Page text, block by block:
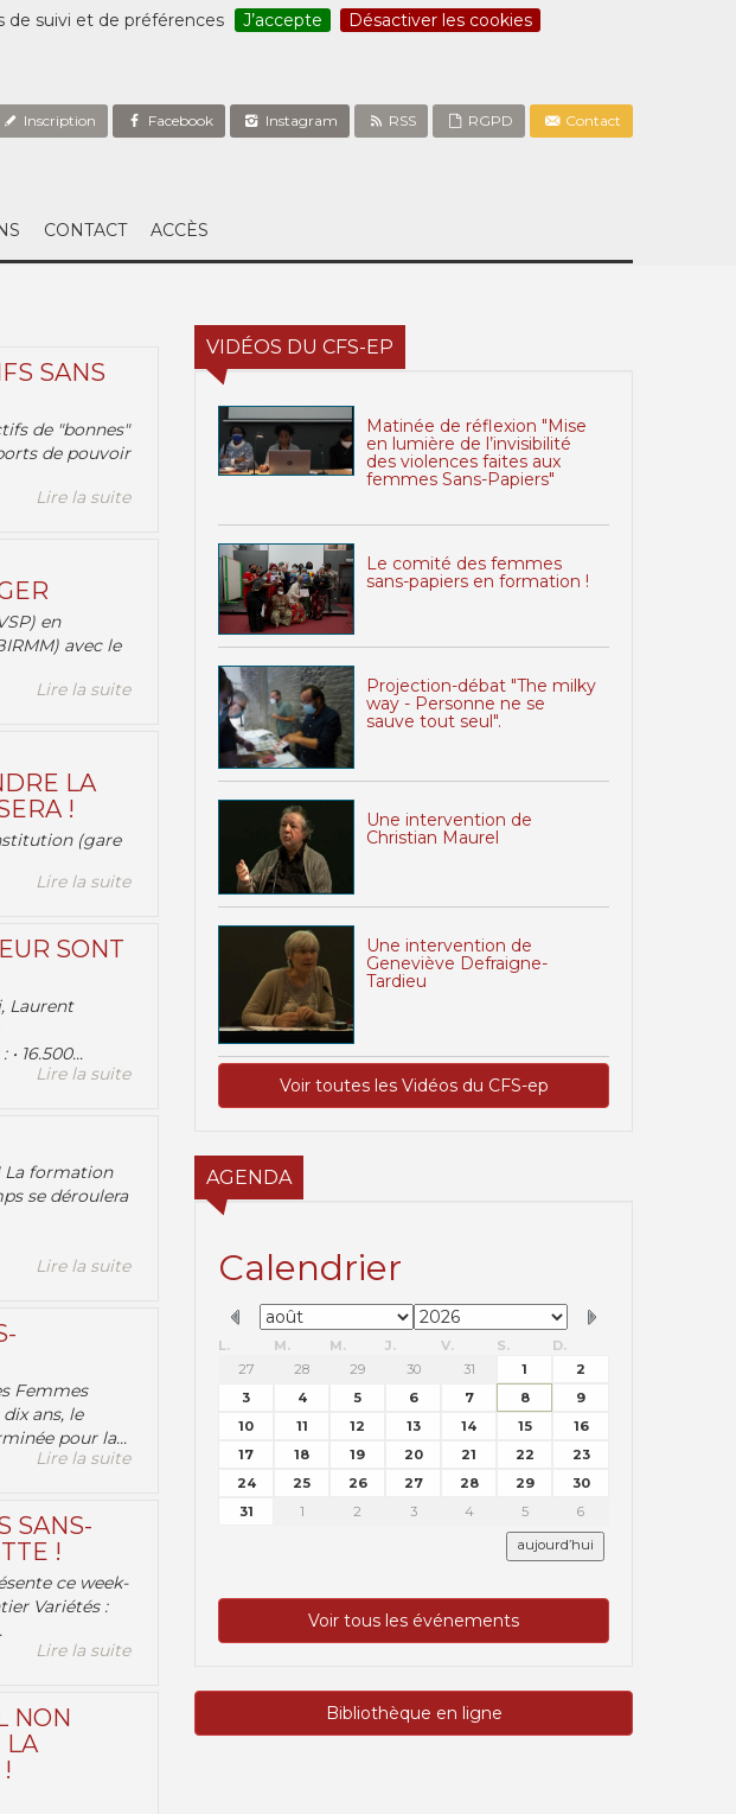
de suivi et de préférences J’accepte Désactiver les cookies
Inscription Facebook Instagram RSS RGPD Contact
CONTACT ACCÈS
SANS
de "bonnes"
de pouvoir
Lire la suite
en
avec le
Lire la suite
LA
!
(gare
Lire la suite
SONT
Laurent
16.500...
Lire la suite
La formation
se déroulera
Lire la suite
Femmes
ans, le
pour la...
Lire la suite
SANS-
!
ce week-
Variétés :
Lire la suite
NON
LA
VIDÉOS DU CFS-EP
Matinée de réflexion "Mise
en lumière de l’invisibilité
des violences faites aux
femmes Sans-Papiers"
Le comité des femmes
sans-papiers en formation !
Projection-débat "The milky
way - Personne ne se
sauve tout seul".
Une intervention de
Christian Maurel
Une intervention de
Geneviève Defraigne-
Tardieu
Voir toutes les Vidéos du CFS-ep
AGENDA
Calendrier
L. M. M. J. V. S.
D.
27
28 29 30 31 1
2
3
4 5 6 7 8
9
10
11 12 13 14 15
16
17
18 19 20 21 22
23
24
25 26 27 28 29
30
31
1 2 3 4 5 6
aujourd’hui
Voir tous les événements
Bibliothèque en ligne